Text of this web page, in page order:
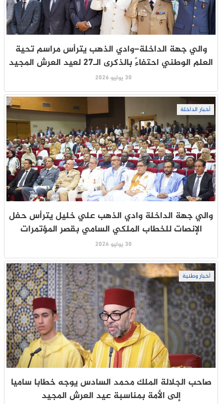
والي جهة الداخلة–وادي الذهب يترأس مراسم تحية
العلم الوطني احتفاءً بالذكرى الـ27 لعيد العرش المجيد
30 يوليو 2026
أخبار الداخلة
والي جهة الداخلة وادي الذهب علي خليل يترأس حفل
الإنصات للخطاب الملكي السامي بقصر المؤتمرات
30 يوليو 2026
أخبار وطنية
صاحب الجلالة الملك محمد السادس يوجه خطابا ساميا
إلى الأمة بمناسبة عيد العرش المجيد